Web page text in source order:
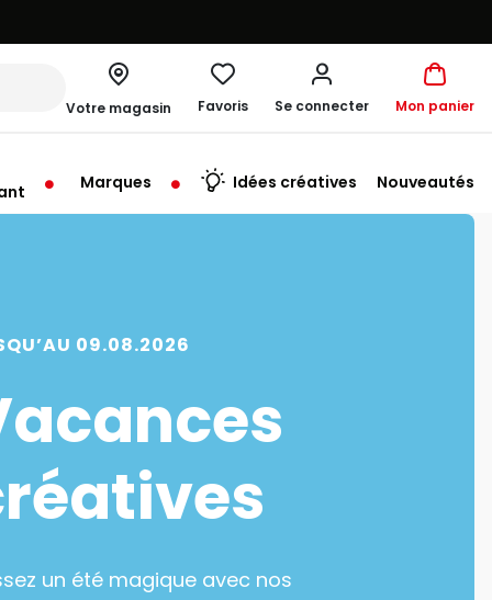
Votre magasin Favoris Se connecter Mon panier
Marques Idées créatives Nouveautés
09.08.2026
un été magique avec nos